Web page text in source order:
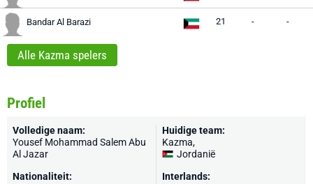
Bandar Al Barazi 21 - -
Alle Kazma spelers
Profiel
Volledige naam:
Yousef Mohammad Salem Abu
Al Jazar
Nationaliteit:
Huidige team:
Kazma,
Jordanië
Interlands: